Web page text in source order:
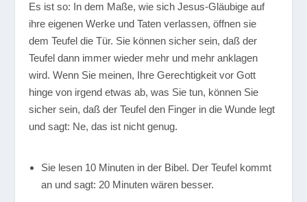
Es ist so: In dem Maße, wie sich Jesus-Gläubige auf
ihre eigenen Werke und Taten verlassen, öffnen sie
dem Teufel die Tür. Sie können sicher sein, daß der
Teufel dann immer wieder mehr und mehr anklagen
wird. Wenn Sie meinen, Ihre Gerechtigkeit vor Gott
hinge von irgend etwas ab, was Sie tun, können Sie
sicher sein, daß der Teufel den Finger in die Wunde legt
und sagt: Ne, das ist nicht genug.
Sie lesen 10 Minuten in der Bibel. Der Teufel kommt
an und sagt: 20 Minuten wären besser.